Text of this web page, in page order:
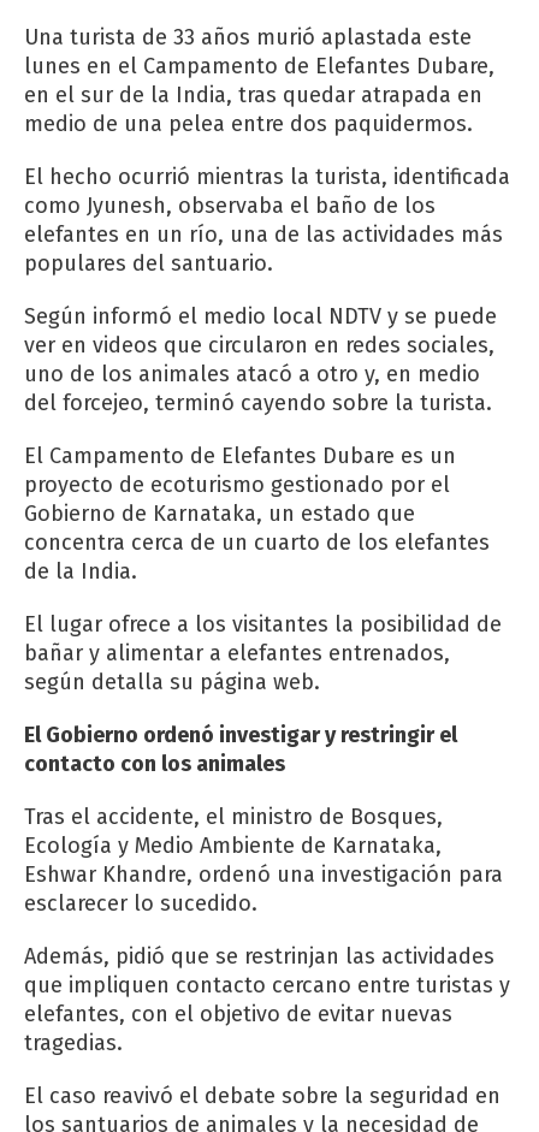
Una turista de 33 años murió aplastada este
lunes en el Campamento de Elefantes Dubare,
en el sur de la India, tras quedar atrapada en
medio de una pelea entre dos paquidermos.
El hecho ocurrió mientras la turista, identificada
como Jyunesh, observaba el baño de los
elefantes en un río, una de las actividades más
populares del santuario.
Según informó el medio local NDTV y se puede
ver en videos que circularon en redes sociales,
uno de los animales atacó a otro y, en medio
del forcejeo, terminó cayendo sobre la turista.
El Campamento de Elefantes Dubare es un
proyecto de ecoturismo gestionado por el
Gobierno de Karnataka, un estado que
concentra cerca de un cuarto de los elefantes
de la India.
El lugar ofrece a los visitantes la posibilidad de
bañar y alimentar a elefantes entrenados,
según detalla su página web.
El Gobierno ordenó investigar y restringir el
contacto con los animales
Tras el accidente, el ministro de Bosques,
Ecología y Medio Ambiente de Karnataka,
Eshwar Khandre, ordenó una investigación para
esclarecer lo sucedido.
Además, pidió que se restrinjan las actividades
que impliquen contacto cercano entre turistas y
elefantes, con el objetivo de evitar nuevas
tragedias.
El caso reavivó el debate sobre la seguridad en
los santuarios de animales y la necesidad de